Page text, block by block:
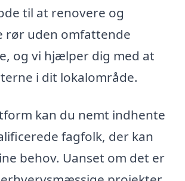
til at renovere og
rør uden omfattende
og vi hjælper dig med at
i dit lokalområde.
kan du nemt indhente
fagfolk, der kan
behov. Uanset om det er